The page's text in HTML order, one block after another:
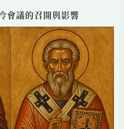
會議的召開與影響